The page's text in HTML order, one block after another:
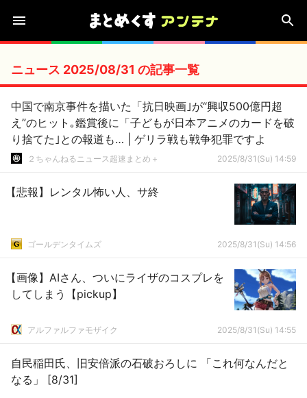
ニュース 2025/08/31 の記事一覧
中国で南京事件を描いた「抗日映画｣が“興収500億円超
え”のヒット｡鑑賞後に「子どもが日本アニメのカードを破
り捨てた｣との報道も… | ゲリラ戦も戦争犯罪ですよ
２ちゃんねるニュース超速まとめ＋ 2025/8/31(Su) 14:59
【悲報】レンタル怖い人、サ終
ゴールデンタイムズ 2025/8/31(Su) 14:56
【画像】AIさん、ついにライザのコスプレを
してしまう【pickup】
アルファルファモザイク 2025/8/31(Su) 14:55
自民稲田氏、旧安倍派の石破おろしに 「これ何なんだと
なる」 [8/31]